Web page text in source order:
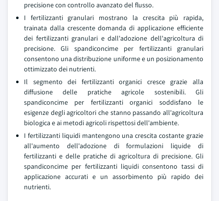
precisione con controllo avanzato del flusso.
I fertilizzanti granulari mostrano la crescita più rapida,
trainata dalla crescente domanda di applicazione efficiente
dei fertilizzanti granulari e dall'adozione dell'agricoltura di
precisione. Gli spandiconcime per fertilizzanti granulari
consentono una distribuzione uniforme e un posizionamento
ottimizzato dei nutrienti.
Il segmento dei fertilizzanti organici cresce grazie alla
diffusione delle pratiche agricole sostenibili. Gli
spandiconcime per fertilizzanti organici soddisfano le
esigenze degli agricoltori che stanno passando all'agricoltura
biologica e ai metodi agricoli rispettosi dell'ambiente.
I fertilizzanti liquidi mantengono una crescita costante grazie
all'aumento dell'adozione di formulazioni liquide di
fertilizzanti e delle pratiche di agricoltura di precisione. Gli
spandiconcime per fertilizzanti liquidi consentono tassi di
applicazione accurati e un assorbimento più rapido dei
nutrienti.